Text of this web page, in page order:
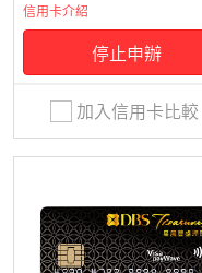
信用卡介紹
停止申辦
加入信用卡比較